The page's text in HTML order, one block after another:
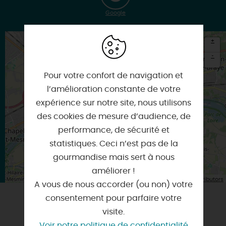
Google
×
ORLEANS
+
-
| Map data © OpenStreetMap contributors
VOUS AIMEREZ AUSSI
Pour votre confort de navigation et
l’amélioration constante de votre
expérience sur notre site, nous utilisons
des cookies de mesure d’audience, de
performance, de sécurité et
statistiques. Ceci n’est pas de la
gourmandise mais sert à nous
améliorer !
A vous de nous accorder (ou non) votre
consentement pour parfaire votre
visite.